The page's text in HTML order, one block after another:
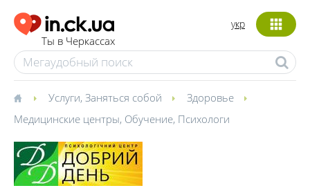
Ты в Черкассах
укр
Услуги, Заняться собой
Здоровье
Медицинские центры, Обучение, Психологи